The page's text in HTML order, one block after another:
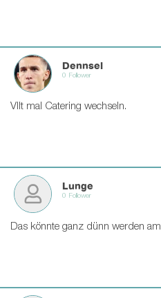
Dennsel
0 Follower
Vllt mal Catering wechseln.
Lunge
0 Follower
Das könnte ganz dünn werden